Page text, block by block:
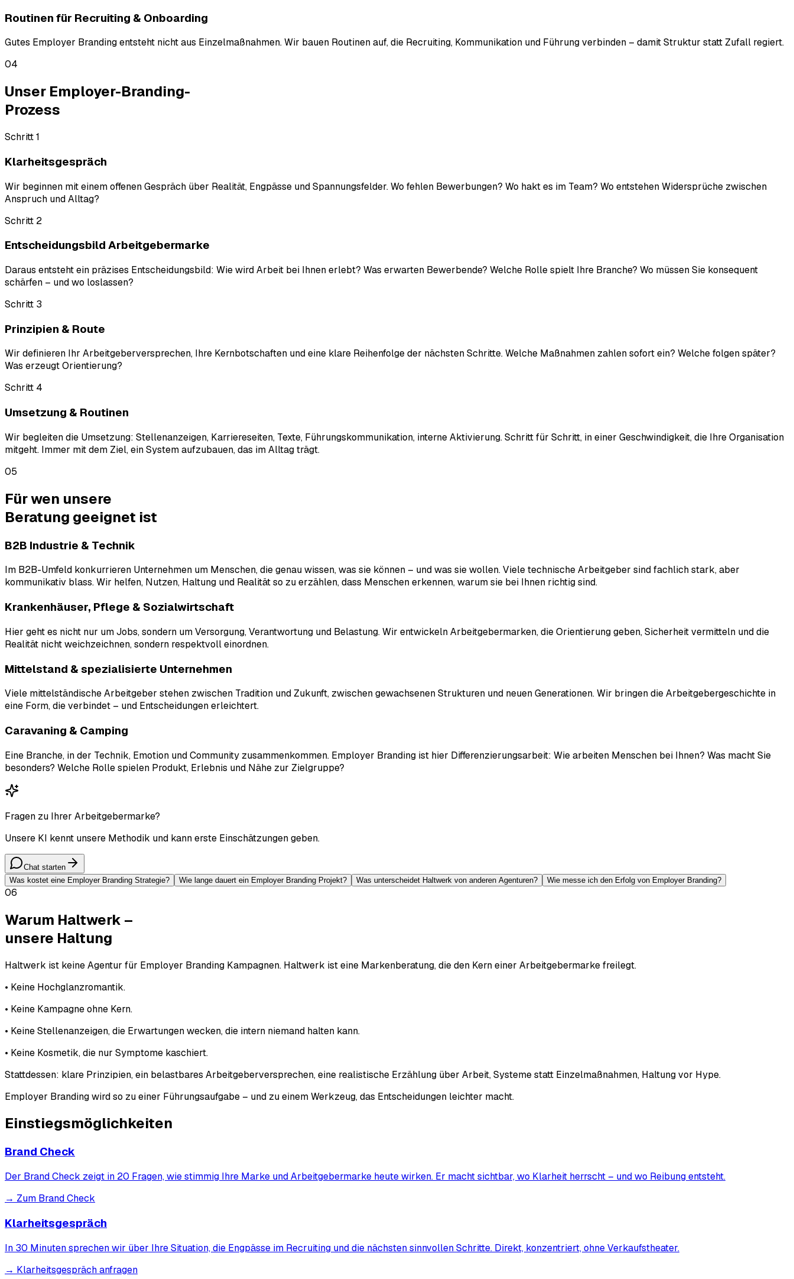
Routinen für Recruiting & Onboarding
Gutes Employer Branding entsteht nicht aus Einzelmaßnahmen. Wir bauen Routinen auf, die Recruiting, Kommunikation und Führung verbinden – damit Struktur statt Zufall regiert.
04
Unser Employer-Branding-
Prozess
Schritt 1
Klarheitsgespräch
Wir beginnen mit einem offenen Gespräch über Realität, Engpässe und Spannungsfelder. Wo fehlen Bewerbungen? Wo hakt es im Team? Wo entstehen Widersprüche zwischen
Anspruch und Alltag?
Schritt 2
Entscheidungsbild Arbeitgebermarke
Daraus entsteht ein präzises Entscheidungsbild: Wie wird Arbeit bei Ihnen erlebt? Was erwarten Bewerbende? Welche Rolle spielt Ihre Branche? Wo müssen Sie konsequent
schärfen – und wo loslassen?
Schritt 3
Prinzipien & Route
Wir definieren Ihr Arbeitgeberversprechen, Ihre Kernbotschaften und eine klare Reihenfolge der nächsten Schritte. Welche Maßnahmen zahlen sofort ein? Welche folgen später?
Was erzeugt Orientierung?
Schritt 4
Umsetzung & Routinen
Wir begleiten die Umsetzung: Stellenanzeigen, Karriereseiten, Texte, Führungskommunikation, interne Aktivierung. Schritt für Schritt, in einer Geschwindigkeit, die Ihre Organisation
mitgeht. Immer mit dem Ziel, ein System aufzubauen, das im Alltag trägt.
05
Für wen unsere
Beratung geeignet ist
B2B Industrie & Technik
Im B2B-Umfeld konkurrieren Unternehmen um Menschen, die genau wissen, was sie können – und was sie wollen. Viele technische Arbeitgeber sind fachlich stark, aber
kommunikativ blass. Wir helfen, Nutzen, Haltung und Realität so zu erzählen, dass Menschen erkennen, warum sie bei Ihnen richtig sind.
Krankenhäuser, Pflege & Sozialwirtschaft
Hier geht es nicht nur um Jobs, sondern um Versorgung, Verantwortung und Belastung. Wir entwickeln Arbeitgebermarken, die Orientierung geben, Sicherheit vermitteln und die
Realität nicht weichzeichnen, sondern respektvoll einordnen.
Mittelstand & spezialisierte Unternehmen
Viele mittelständische Arbeitgeber stehen zwischen Tradition und Zukunft, zwischen gewachsenen Strukturen und neuen Generationen. Wir bringen die Arbeitgebergeschichte in
eine Form, die verbindet – und Entscheidungen erleichtert.
Caravaning & Camping
Eine Branche, in der Technik, Emotion und Community zusammenkommen. Employer Branding ist hier Differenzierungsarbeit: Wie arbeiten Menschen bei Ihnen? Was macht Sie
besonders? Welche Rolle spielen Produkt, Erlebnis und Nähe zur Zielgruppe?
Fragen zu Ihrer Arbeitgebermarke?
Unsere KI kennt unsere Methodik und kann erste Einschätzungen geben.
Chat starten
Was kostet eine Employer Branding Strategie?
Wie lange dauert ein Employer Branding Projekt? Was unterscheidet Haltwerk von anderen Agenturen? Wie messe ich den Erfolg von Employer Branding?
06
Warum Haltwerk –
unsere Haltung
Haltwerk ist keine Agentur für Employer Branding Kampagnen. Haltwerk ist eine Markenberatung, die den Kern einer Arbeitgebermarke freilegt.
• Keine Hochglanzromantik.
• Keine Kampagne ohne Kern.
• Keine Stellenanzeigen, die Erwartungen wecken, die intern niemand halten kann.
• Keine Kosmetik, die nur Symptome kaschiert.
Stattdessen: klare Prinzipien, ein belastbares Arbeitgeberversprechen, eine realistische Erzählung über Arbeit, Systeme statt Einzelmaßnahmen, Haltung vor Hype.
Employer Branding wird so zu einer Führungsaufgabe – und zu einem Werkzeug, das Entscheidungen leichter macht.
Einstiegsmöglichkeiten
Brand Check
Der Brand Check zeigt in 20 Fragen, wie stimmig Ihre Marke und Arbeitgebermarke heute wirken. Er macht sichtbar, wo Klarheit herrscht – und wo Reibung entsteht.
→ Zum Brand Check
Klarheitsgespräch
In 30 Minuten sprechen wir über Ihre Situation, die Engpässe im Recruiting und die nächsten sinnvollen Schritte. Direkt, konzentriert, ohne Verkaufstheater.
→ Klarheitsgespräch anfragen